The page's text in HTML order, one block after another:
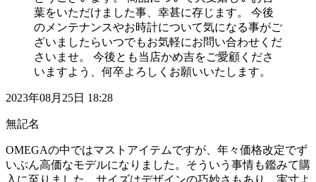
葉をいただけました事、幸甚に存じます。 今後
のメンテナンスやお時計について気になる事がご
ざいましたらいつでもお気軽にお問い合わせくだ
さいませ。 今後とも当店かめ吉をご愛顧くださ
いますよう、何卒よろしくお願いいたします。
2023年08月25日 18:28
無記名
OMEGAの中ではマストアイテムですが、年々価格改定でず
いぶん高価なモデルになりました。そういう事情も鑑みて購
入に至りました。サイズはデザインの巧妙さもあり、実寸よ